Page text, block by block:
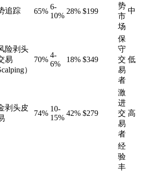
追踪 65%
6-
10%
28% $199
势
市
场
中
险剥头
易
）
70%
4-
6%
18% $349
保
守
交
易
者
低
剥头皮
74%
10-
15%
42% $279
激
进
交
易
者
高
经
验
丰